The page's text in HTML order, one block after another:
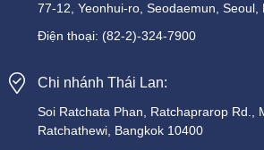
77-12, Yeonhui-ro, Seodaemun, Seoul,
Điện thoại: (82-2)-324-7900
Chi nhánh Thái Lan:
Soi Ratchata Phan, Ratchaprarop Rd.,
Ratchathewi, Bangkok 10400